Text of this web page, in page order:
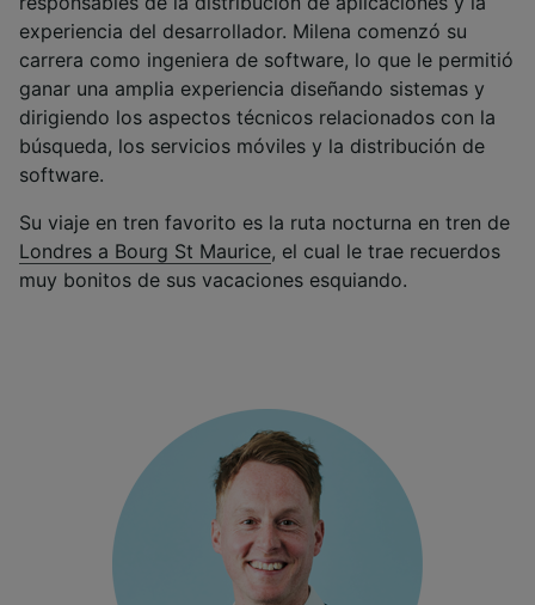
experiencia del desarrollador. Milena comenzó su
carrera como ingeniera de software, lo que le permitió
ganar una amplia experiencia diseñando sistemas y
dirigiendo los aspectos técnicos relacionados con la
búsqueda, los servicios móviles y la distribución de
software.
Su viaje en tren favorito es la ruta nocturna en tren de
Londres a Bourg St Maurice, el cual le trae recuerdos
muy bonitos de sus vacaciones esquiando.